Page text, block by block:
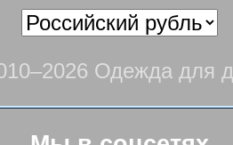
Одежда для